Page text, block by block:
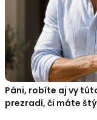
Páni, robíte aj vy
prezradí, či máte